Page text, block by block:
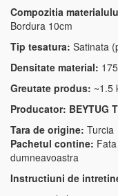
Compozitia
Bordura 10cm
Tip tesatura: Satinata
Densitate material:
Greutate produs: ~1.5
Producator: BEYTUG
Tara de origine: Turcia
Pachetul contine:
dumneavoastra
Instructiuni de